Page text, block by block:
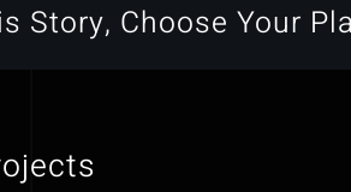
Story, Choose Your